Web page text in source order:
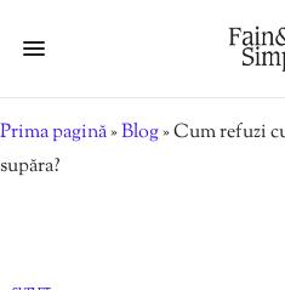
Prima pagină»Blog»Cum refuzi
supăra?